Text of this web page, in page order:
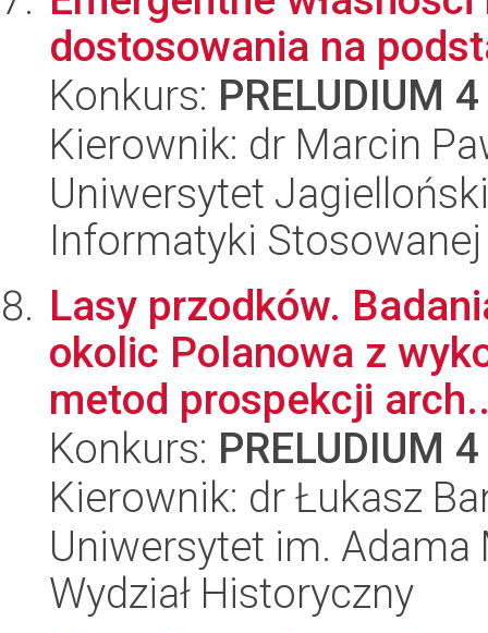
dostosowania na
Konkurs: PRELUDIUM 4
Kierownik: dr Marcin
Uniwersytet
Informatyki Stosowanej
Lasy przodków.
okolic Polanowa z
metod prospekcji
Konkurs: PRELUDIUM 4
Kierownik: dr Łukasz
Uniwersytet im.
Wydział Historyczny